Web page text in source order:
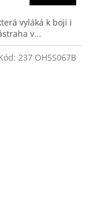
vyláká k boji i
v...
237 OH5S067B